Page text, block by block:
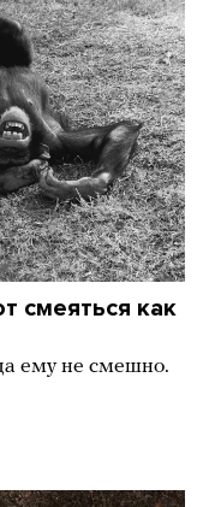
смеяться как
ему не смешно.